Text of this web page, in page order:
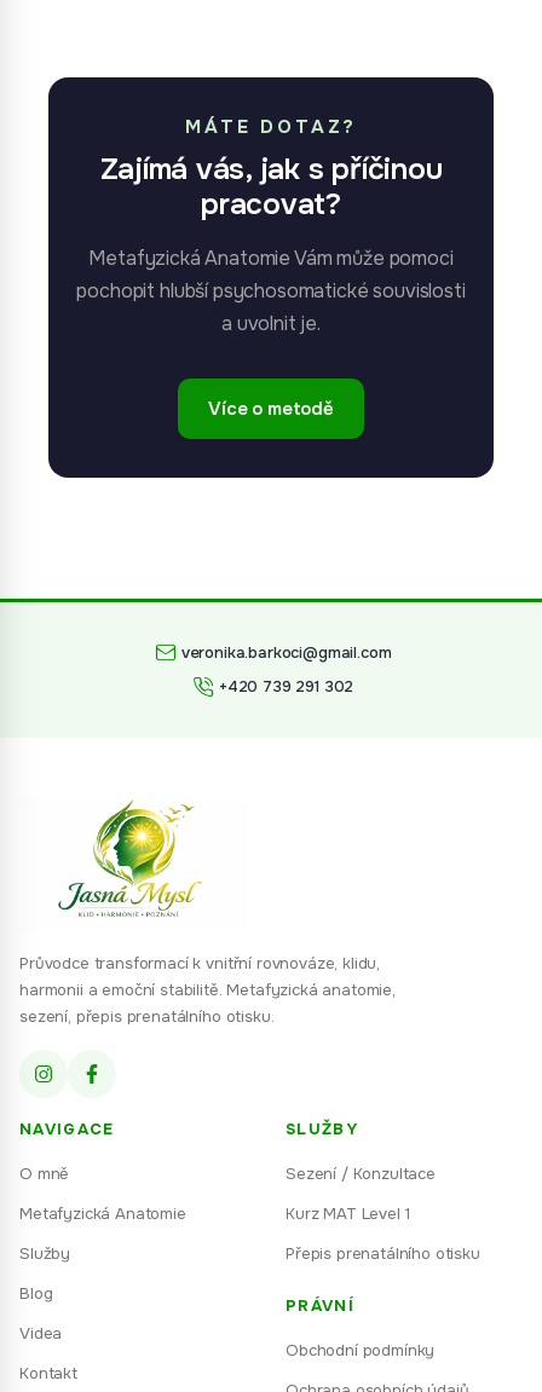
MÁTE DOTAZ?
Zajímá vás, jak s příčinou
pracovat?
Metafyzická Anatomie Vám může pomoci
pochopit hlubší psychosomatické souvislosti
a uvolnit je.
Více o metodě
veronika.barkoci@gmail.com
+420 739 291 302
Průvodce transformací k vnitřní rovnováze, klidu,
harmonii a emoční stabilitě. Metafyzická anatomie,
sezení, přepis prenatálního otisku.
NAVIGACE
O mně
Metafyzická Anatomie
Služby
Blog
Videa
Kontakt
SLUŽBY
Sezení / Konzultace
Kurz MAT Level 1
Přepis prenatálního otisku
PRÁVNÍ
Obchodní podmínky